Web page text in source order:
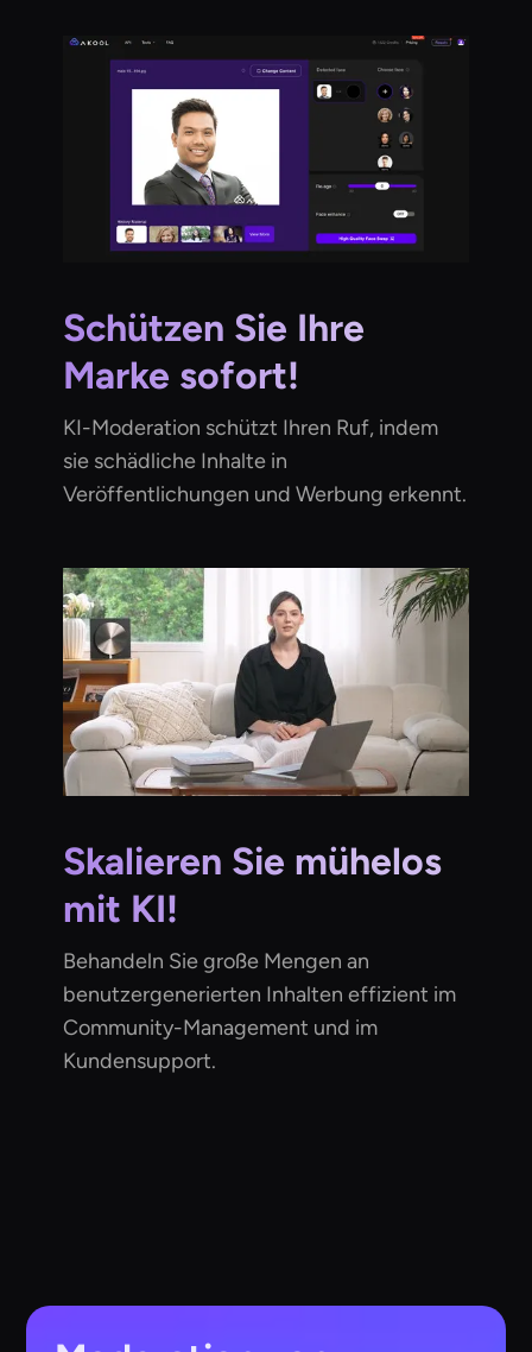
Schützen Sie Ihre
Marke sofort!
KI-Moderation schützt Ihren Ruf, indem
sie schädliche Inhalte in
Veröffentlichungen und Werbung erkennt.
Skalieren Sie mühelos
mit KI!
Behandeln Sie große Mengen an
benutzergenerierten Inhalten effizient im
Community-Management und im
Kundensupport.